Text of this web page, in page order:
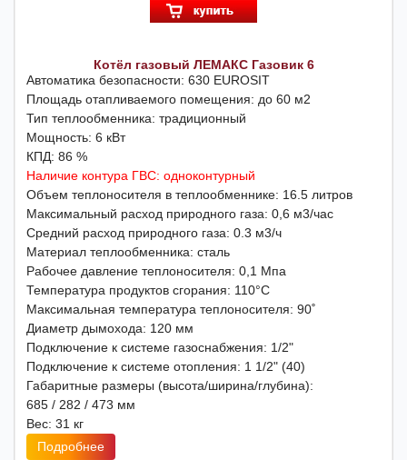
Котёл газовый ЛЕМАКС Газовик 6
Автоматика безопасности: 630 EUROSIT
Площадь отапливаемого помещения: до 60 м2
Тип теплообменника: традиционный
Мощность: 6 кВт
КПД: 86 %
Наличие контура ГВС: одноконтурный
Объем теплоносителя в теплообменнике: 16.5 литров
Максимальный расход природного газа: 0,6 м3/час
Средний расход природного газа: 0.3 м3/ч
Материал теплообменника: сталь
Рабочее давление теплоносителя: 0,1 Мпа
Температура продуктов сгорания: 110°С
Максимальная температура теплоносителя: 90˚
Диаметр дымохода: 120 мм
Подключение к системе газоснабжения: 1/2"
Подключение к системе отопления: 1 1/2" (40)
Габаритные размеры (высота/ширина/глубина):
685 / 282 / 473 мм
Вес: 31 кг
Подробнее